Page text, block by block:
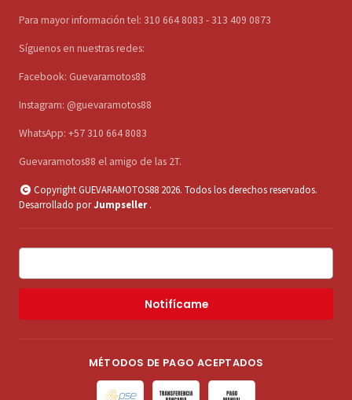
Para mayor información tel: 310 664 8083 - 313 409 0873
Síguenos en nuestras redes:
Facebook: Guevaramotos88
Instagram: @guevaramotos88
WhatsApp: +57 310 664 8083
Guevaramotos88 el amigo de las 2T.
Copyright GUEVARAMOTOS88 2026. Todos los derechos reservados.
Desarrollado porJumpseller .
Notifícame
MÉTODOS DE PAGO ACEPTADOS